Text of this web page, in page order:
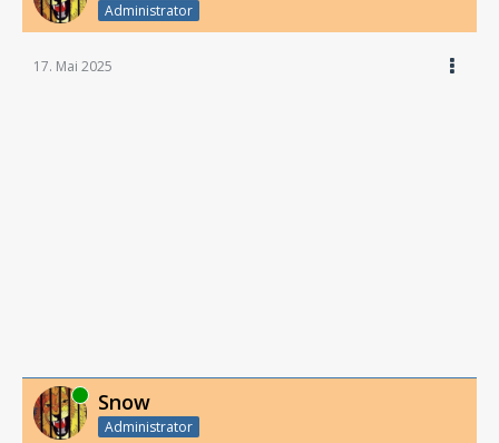
Administrator
17. Mai 2025
Online Snow
Administrator